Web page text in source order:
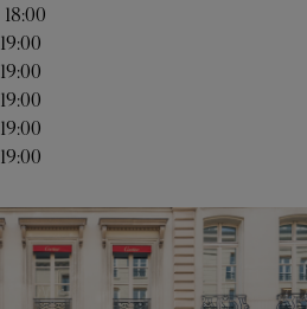
18:00
19:00
19:00
19:00
19:00
19:00